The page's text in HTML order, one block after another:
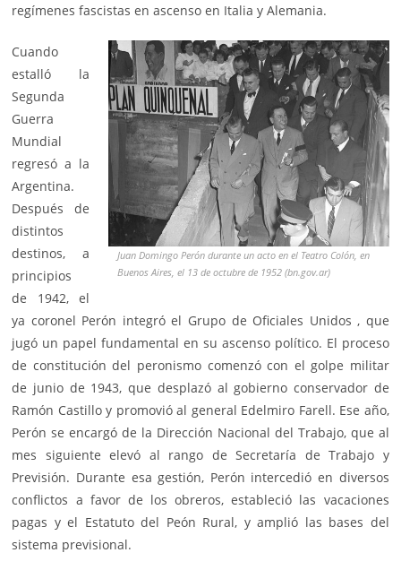
regímenes fascistas en ascenso en Italia y Alemania.
Juan Domingo Perón durante un acto en el Teatro Colón, en
Buenos Aires, el 13 de octubre de 1952 (bn.gov.ar)
Cuando
estalló la
Segunda
Guerra
Mundial
regresó a la
Argentina.
Después de
distintos
destinos, a
principios
de 1942, el
ya coronel Perón integró el Grupo de Oficiales Unidos , que
jugó un papel fundamental en su ascenso político. El proceso
de constitución del peronismo comenzó con el golpe militar
de junio de 1943, que desplazó al gobierno conservador de
Ramón Castillo y promovió al general Edelmiro Farell. Ese año,
Perón se encargó de la Dirección Nacional del Trabajo, que al
mes siguiente elevó al rango de Secretaría de Trabajo y
Previsión. Durante esa gestión, Perón intercedió en diversos
conflictos a favor de los obreros, estableció las vacaciones
pagas y el Estatuto del Peón Rural, y amplió las bases del
sistema previsional.